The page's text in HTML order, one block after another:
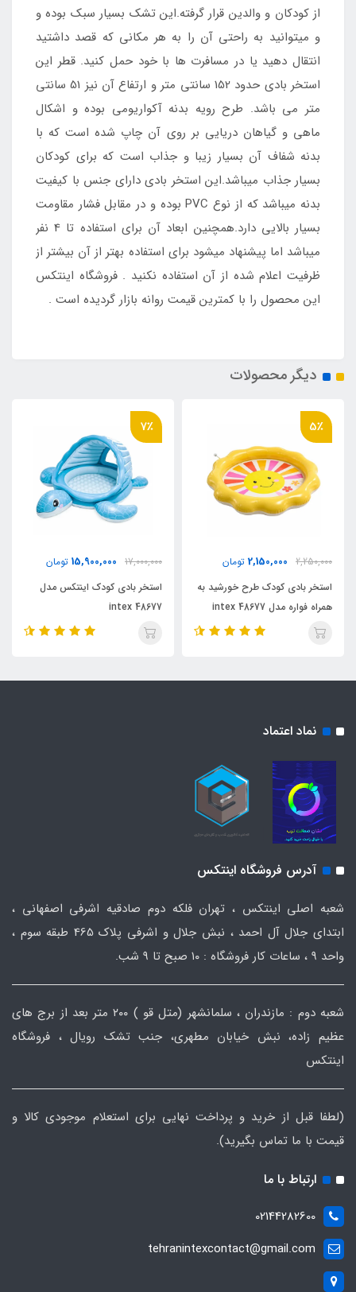
از کودکان و والدین قرار گرفته.این تشک بسیار سبک بوده و
و میتوانید به راحتی آن را به هر مکانی که قصد داشتید
انتقال دهید یا در مسافرت ها با خود حمل کنید. قطر این
استخر بادی حدود 152 سانتی متر و ارتفاع آن نیز 51 سانتی
متر می باشد. طرح رویه بدنه آکواریومی بوده و اشکال
ماهی و گیاهان دریایی بر روی آن چاپ شده است که با
بدنه شفاف آن بسیار زیبا و جذاب است که برای کودکان
بسیار جذاب میباشد.این استخر بادی دارای جنس با کیفیت
بدنه میباشد که از نوع PVC بوده و در مقابل فشار مقاومت
بسیار بالایی دارد.همچنین ابعاد آن برای استفاده تا 4 نفر
میباشد اما پیشنهاد میشود برای استفاده بهتر از آن بیشتر از
ظرفیت اعلام شده از آن استفاده نکنید . فروشگاه اینتکس
این محصول را با کمترین قیمت روانه بازار گردیده است .
دیگر محصولات
5٪
2,250,000
2,150,000 تومان
استخر بادی کودک طرح خورشید به
همراه فواره مدل 48677 intex
7٪
17,000,000
15,900,000 تومان
استخر بادی کودک اینتکس مدل
48677 intex
نماد اعتماد
آدرس فروشگاه اینتکس
شعبه اصلی اینتکس ، تهران فلکه دوم صادقیه اشرفی اصفهانی ،
ابتدای جلال آل احمد ، نبش جلال و اشرفی پلاک 465 طبقه سوم ،
واحد ۹ ، ساعات کار فروشگاه : ۱۰ صبح تا ۹ شب.
شعبه دوم : مازندران ، سلمانشهر (متل قو ) ۲۰۰ متر بعد از برج های
عظیم زاده، نبش خیابان مطهری، جنب تشک رویال ، فروشگاه
اینتکس
(لطفا قبل از خرید و پرداخت نهایی برای استعلام موجودی کالا و
قیمت با ما تماس بگیرید).
ارتباط با ما
02144282600
tehranintexcontact@gmail.com